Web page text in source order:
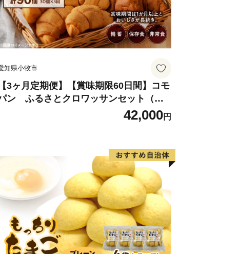
より９年間のまちづくりを行う総合
の未来像を「人・自然・伝統 与謝野で
ちづくりを基本理念に、自分でできる
地域でできることは地域でする「共
献である「商助」、そして行政が行う
の「助」が補完し合う、地域全体による
未来へとつなぎます。
（返礼品）について
領の場合、特典を再度送付することは
取りいただくようお願いします。
らのご寄附の場合は、特典を送付する
知県小牧市
【3ヶ月定期便】【賞味期限60日間】コモ
ン ふるさとクロワッサンセット（計9
0個）／災害用備蓄 保存食 非常食 防災グ
42,000円